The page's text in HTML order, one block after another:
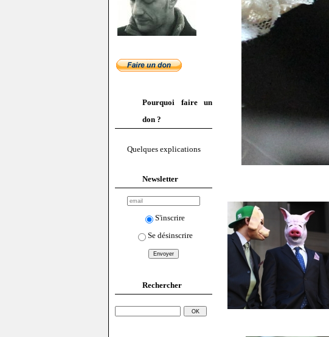
Pourquoi faire un
don ?
Quelques explications
Newsletter
S'inscrire
Se désinscrire
Rechercher